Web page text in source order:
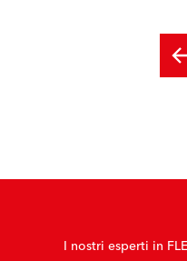
I nostri esperti in